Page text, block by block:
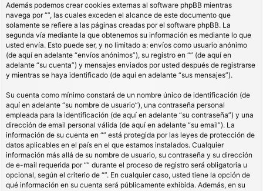
Además podemos crear cookies externas al software phpBB mientras
navega por “”, las cuales exceden el alcance de este documento que
solamente se refiere a las páginas creadas por el software phpBB. La
segunda vía mediante la que obtenemos su información es mediante lo que
usted envía. Esto puede ser, y no limitado a: envíos como usuario anónimo
(de aquí en adelante “envíos anónimos”), su registro en “” (de aquí en
adelante “su cuenta”) y mensajes enviados por usted después de registrarse
y mientras se haya identificado (de aquí en adelante “sus mensajes”).
Su cuenta como mínimo constará de un nombre único de identificación (de
aquí en adelante “su nombre de usuario”), una contraseña personal
empleada para la identificación (de aquí en adelante “su contraseña”) y una
dirección de email personal válida (de aquí en adelante “su email”). La
información de su cuenta en “” está protegida por las leyes de protección de
datos aplicables en el país en el que estamos instalados. Cualquier
información más allá de su nombre de usuario, su contraseña y su dirección
de e-mail requerida por “” durante el proceso de registro será obligatoria u
opcional, según el criterio de “”. En cualquier caso, usted tiene la opción de
qué información en su cuenta será públicamente exhibida. Además, en su